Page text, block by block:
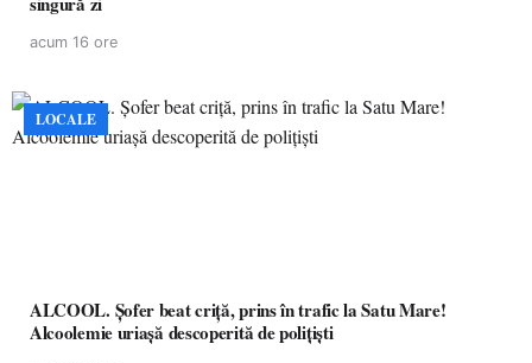
acum 16 ore
LOCALE
ALCOOL. Șofer beat criță, prins în trafic la Satu Mare!
Alcoolemie uriașă descoperită de polițiști